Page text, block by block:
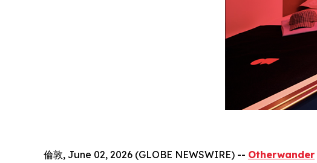
倫敦, June 02, 2026 (GLOBE NEWSWIRE) -- Otherwander